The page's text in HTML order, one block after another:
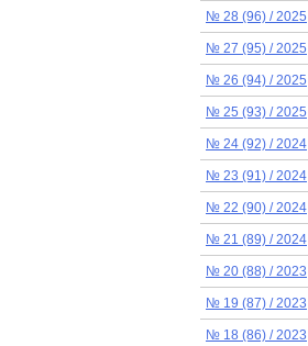
№ 28 (96) / 2025
№ 27 (95) / 2025
№ 26 (94) / 2025
№ 25 (93) / 2025
№ 24 (92) / 2024
№ 23 (91) / 2024
№ 22 (90) / 2024
№ 21 (89) / 2024
№ 20 (88) / 2023
№ 19 (87) / 2023
№ 18 (86) / 2023